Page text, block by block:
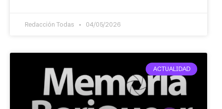
Redacción Todas 04/05/2026
ACTUALIDAD